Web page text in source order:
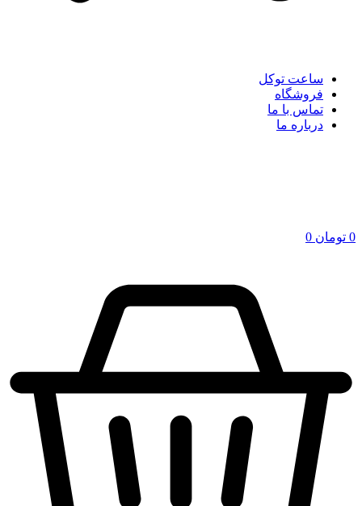
ساعت توکل
فروشگاه
تماس با ما
درباره ما
0 تومان 0